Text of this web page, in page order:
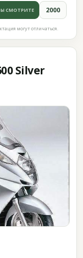
СМОТРИТЕ 2000
могут отличаться.
Silver